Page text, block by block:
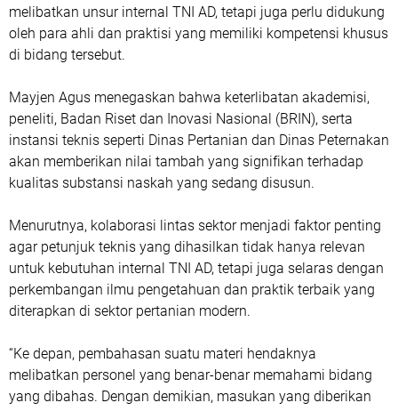
melibatkan unsur internal TNI AD, tetapi juga perlu didukung
oleh para ahli dan praktisi yang memiliki kompetensi khusus
di bidang tersebut.
Mayjen Agus menegaskan bahwa keterlibatan akademisi,
peneliti, Badan Riset dan Inovasi Nasional (BRIN), serta
instansi teknis seperti Dinas Pertanian dan Dinas Peternakan
akan memberikan nilai tambah yang signifikan terhadap
kualitas substansi naskah yang sedang disusun.
Menurutnya, kolaborasi lintas sektor menjadi faktor penting
agar petunjuk teknis yang dihasilkan tidak hanya relevan
untuk kebutuhan internal TNI AD, tetapi juga selaras dengan
perkembangan ilmu pengetahuan dan praktik terbaik yang
diterapkan di sektor pertanian modern.
“Ke depan, pembahasan suatu materi hendaknya
melibatkan personel yang benar-benar memahami bidang
yang dibahas. Dengan demikian, masukan yang diberikan